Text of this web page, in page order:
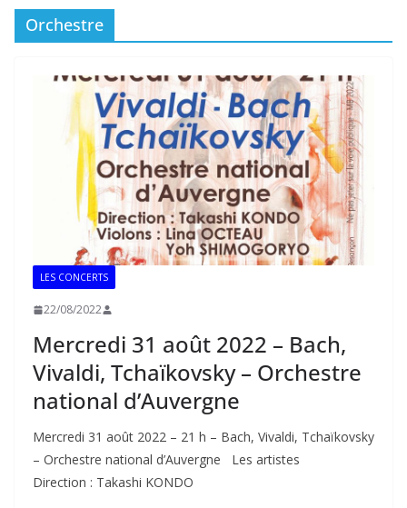
Orchestre
LES CONCERTS
22/08/2022
Mercredi 31 août 2022 – Bach,
Vivaldi, Tchaïkovsky – Orchestre
national d’Auvergne
Mercredi 31 août 2022 – 21 h – Bach, Vivaldi, Tchaïkovsky
– Orchestre national d’Auvergne Les artistes
Direction : Takashi KONDO